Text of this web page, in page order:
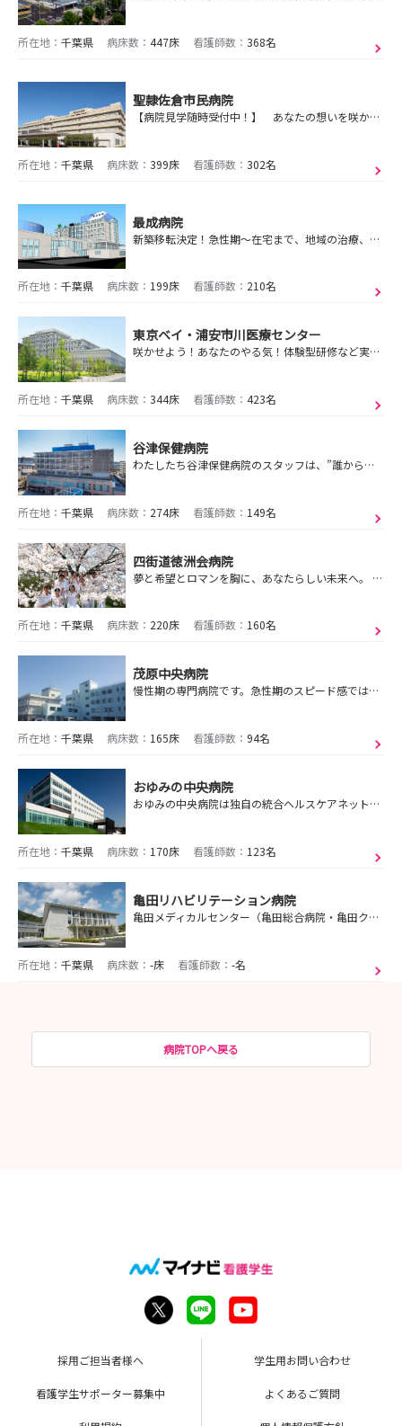
所在地： 千葉県 病床数： 447床 看護師数： 368名
聖隷佐倉市民病院
【病院見学随時受付中！】 あなたの想いを咲かせよう
所在地： 千葉県 病床数： 399床 看護師数： 302名
最成病院
新築移転決定！急性期～在宅まで、地域の治療、退院後の生活を支えるケアミックス病院です
所在地： 千葉県 病床数： 199床 看護師数： 210名
東京ベイ・浦安市川医療センター
咲かせよう！あなたのやる気！体験型研修など実践的な学びを通じて、『急性期で働く力』をつける
所在地： 千葉県 病床数： 344床 看護師数： 423名
谷津保健病院
わたしたち谷津保健病院のスタッフは、”誰からも頼りにされる病院”を作っていきたいと思っています。
所在地： 千葉県 病床数： 274床 看護師数： 149名
四街道徳洲会病院
夢と希望とロマンを胸に、あなたらしい未来へ。 心にとどく看護で一人ひとりの成長を支え、想いを実現できる環境で共に歩みませんか。
所在地： 千葉県 病床数： 220床 看護師数： 160名
茂原中央病院
慢性期の専門病院です。急性期のスピード感ではなく、落ち着いた環境の中で一人ひとりの患者さんと向き合うための看護の基本を、じっくり学べます。
所在地： 千葉県 病床数： 165床 看護師数： 94名
おゆみの中央病院
おゆみの中央病院は独自の統合ヘルスケアネットワークを構築し、受傷/発症から寛解に至るまでシームレスに医療を提供しています。
所在地： 千葉県 病床数： 170床 看護師数： 123名
亀田リハビリテーション病院
亀田メディカルセンター（亀田総合病院・亀田クリニック・亀田リハビリテーション病院）の合同募集となります
所在地： 千葉県 病床数： -床 看護師数： -名
病院TOPへ戻る
採用ご担当者様へ 学生用お問い合わせ
看護学生サポーター募集中 よくあるご質問